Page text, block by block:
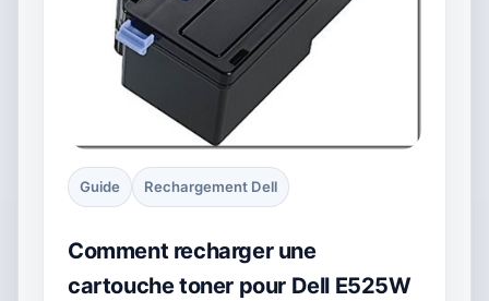
Guide Rechargement Dell
Comment recharger une
cartouche toner pour Dell E525W